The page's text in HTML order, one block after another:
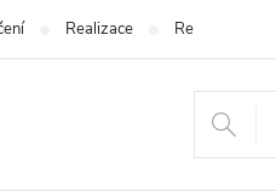
Realizace Reklamace a